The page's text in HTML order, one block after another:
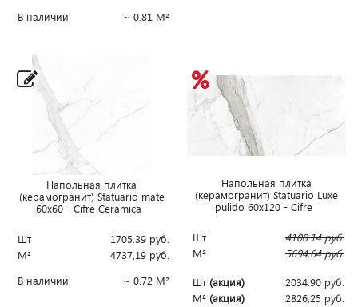
В наличии
~ 0.81 М²
Напольная плитка
(керамогранит) Statuario mate
60x60 - Cifre Ceramica
Шт 1705.39 руб.
М²
4737,19 руб.
В наличии
~ 0.72 М²
Напольная плитка
(керамогранит) Statuario Luxe
pulido 60x120 - Cifre
Шт 4100.14руб.
М²
5694,64руб.
Шт(акция) 2034.90 руб.
М² (акция) 2826,25 руб.